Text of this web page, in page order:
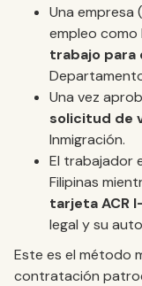
Una empresa
empleo como
trabajo para
Una vez
solicitud de
Inmigración.
El trabajador
Filipinas
tarjeta ACR
legal y su
Este es el método
contratación